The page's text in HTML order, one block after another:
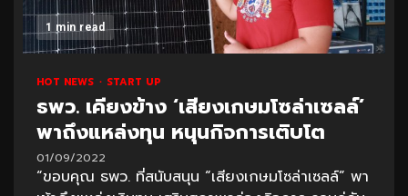
1 min read
HOT NEWS START UP
ธพว. เคียงข้าง ‘เสียงเกษมโซล่าเซลล์’
พาถึงแหล่งทุน หนุนกิจการเติบโต
01/09/2022
“ขอบคุณ ธพว. ที่สนับสนุน “เสียงเกษมโซล่าเซลล์” พา